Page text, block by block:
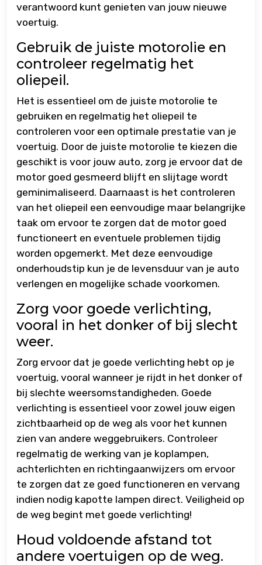
verantwoord kunt genieten van jouw nieuwe
voertuig.
Gebruik de juiste motorolie en
controleer regelmatig het
oliepeil.
Het is essentieel om de juiste motorolie te
gebruiken en regelmatig het oliepeil te
controleren voor een optimale prestatie van je
voertuig. Door de juiste motorolie te kiezen die
geschikt is voor jouw auto, zorg je ervoor dat de
motor goed gesmeerd blijft en slijtage wordt
geminimaliseerd. Daarnaast is het controleren
van het oliepeil een eenvoudige maar belangrijke
taak om ervoor te zorgen dat de motor goed
functioneert en eventuele problemen tijdig
worden opgemerkt. Met deze eenvoudige
onderhoudstip kun je de levensduur van je auto
verlengen en mogelijke schade voorkomen.
Zorg voor goede verlichting,
vooral in het donker of bij slecht
weer.
Zorg ervoor dat je goede verlichting hebt op je
voertuig, vooral wanneer je rijdt in het donker of
bij slechte weersomstandigheden. Goede
verlichting is essentieel voor zowel jouw eigen
zichtbaarheid op de weg als voor het kunnen
zien van andere weggebruikers. Controleer
regelmatig de werking van je koplampen,
achterlichten en richtingaanwijzers om ervoor
te zorgen dat ze goed functioneren en vervang
indien nodig kapotte lampen direct. Veiligheid op
de weg begint met goede verlichting!
Houd voldoende afstand tot
andere voertuigen op de weg.